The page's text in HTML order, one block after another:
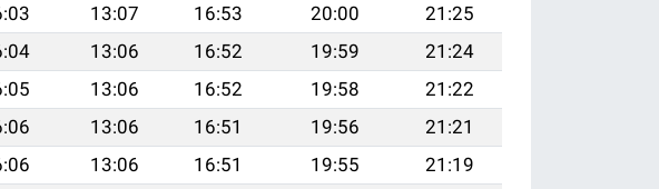
13:07 16:53 20:00
21:25
13:06 16:52 19:59
21:24
13:06 16:52 19:58
21:22
13:06 16:51 19:56
21:21
13:06 16:51 19:55
21:19